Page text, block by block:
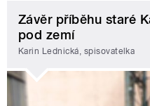
Závěr příběhu staré
pod zemí
Karin Lednická, spisovatelka